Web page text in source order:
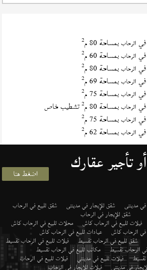
الرحاب بمساحة 80 م 2
الرحاب بمساحة 60 م 2
الرحاب بمساحة 80 م 2
الرحاب بمساحة 69 م 2
الرحاب بمساحة 75 م 2
الرحاب بمساحة 80 م 2تشطيب خاص
الرحاب بمساحة 75 م 2
الرحاب بمساحة 62 م 2
تأجير عقارك اضغط هنا
مدينتى شقق للإيجار في مدينتى شقق للبيع في الرحاب
شقق للإيجار في الرحاب
فيلات للبيع في الرحاب كاش محلات للبيع في الرحاب كاش
في الرحاب كاش عيادات للبيع في الرحاب كاش
شقق للبيع في الرحاب تقسيط فيلات للبيع في الرحاب تقسيط
الرحاب تقسيط مكاتب للبيع في الرحاب تقسيط
فيلات للبيع في مدينتي فيلات للبيع في الرحاب
في مدينتي فيلات للإيجار في الرحاب